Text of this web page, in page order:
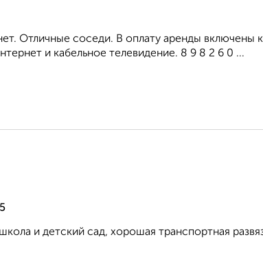
Отличные соседи. В оплату аренды включены
и кабельное телевидение. 8 9 8 2 6 0 ...
и детский сад, хорошая транспортная